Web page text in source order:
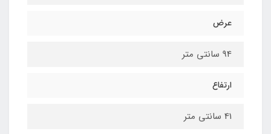
عرض
94 سانتی متر
ارتفاع
41 سانتی متر